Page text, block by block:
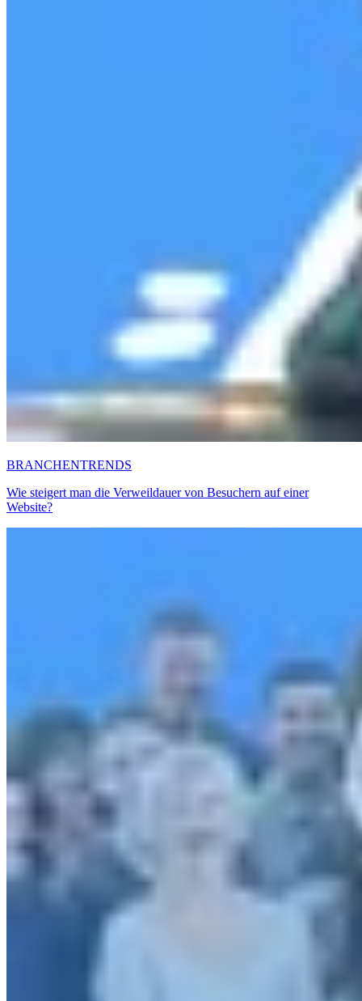
BRANCHENTRENDS
Wie steigert man die Verweildauer von Besuchern auf einer
Website?